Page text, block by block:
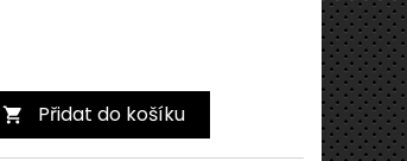
 Přidat do košíku